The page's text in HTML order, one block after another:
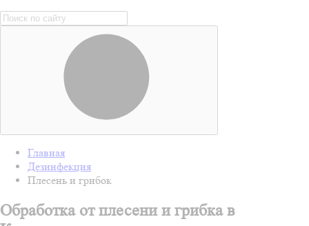
Главная
Дезинфекция
Плесень и грибок
Обработка от плесени и грибка в